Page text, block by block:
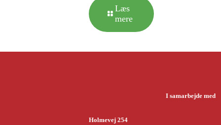
Læs
mere
Holmevej 254
I samarbejde med